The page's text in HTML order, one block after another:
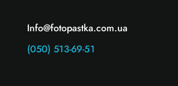
Info@fotopastka.com.ua
(050) 513-69-51